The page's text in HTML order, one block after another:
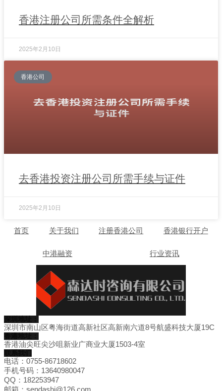
香港注册公司所需条件全解析
2025年2月10日
香港公司
去香港投资注册公司所需手续与证件
2025年2月10日
首页 关于我们 注册香港公司 香港银行开户
中港融资 行业资讯
深圳市南山区粤海街道高新社区高新南六道8号航盛科技大厦19C
香港油尖旺尖沙咀新业广商业大厦1503-4室
电话：0755-86718602
手机号码：13640980047
QQ：182253947
邮箱：sendashi@126.com